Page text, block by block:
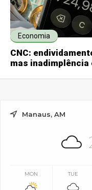
Economia
CNC:
mas inadimplência
Manaus, AM
MON TUE